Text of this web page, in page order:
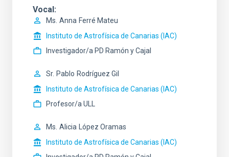
Vocal
Ms. Anna Ferré Mateu
Instituto de Astrofísica de Canarias (IAC)
Investigador/a PD Ramón y Cajal
Sr. Pablo Rodríguez Gil
Instituto de Astrofísica de Canarias (IAC)
Profesor/a ULL
Ms. Alicia López Oramas
Instituto de Astrofísica de Canarias (IAC)